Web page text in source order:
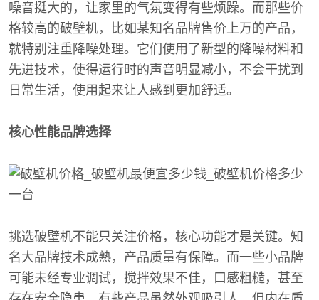
噪音挺大的，让家里的气氛变得有些烦躁。而那些价
格较高的破壁机，比如某知名品牌售价上万的产品，
就特别注重降噪处理。它们使用了新型的降噪材料和
先进技术，使得运行时的声音明显减小，不会干扰到
日常生活，使用起来让人感到更加舒适。
核心性能品牌选择
挑选破壁机不能只关注价格，核心功能才是关键。知
名大品牌技术成熟，产品质量有保障。而一些小品牌
可能未经专业调试，搅拌效果不佳，口感粗糙，甚至